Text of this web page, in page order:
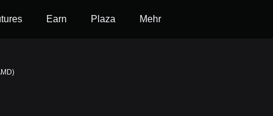
Earn Plaza Mehr